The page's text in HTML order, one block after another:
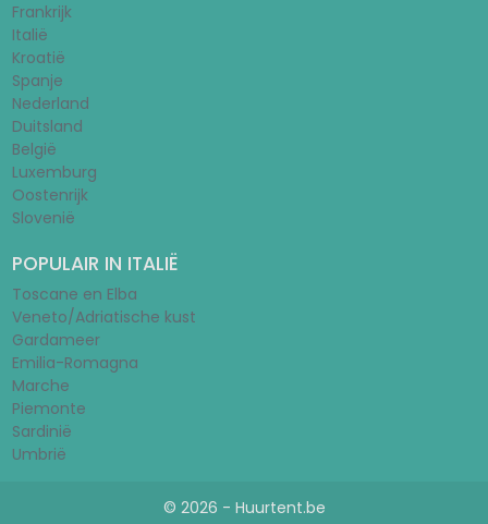
Frankrijk
Italië
Kroatië
Spanje
Nederland
Duitsland
België
Luxemburg
Oostenrijk
Slovenië
POPULAIR IN ITALIË
Toscane en Elba
Veneto/Adriatische kust
Gardameer
Emilia-Romagna
Marche
Piemonte
Sardinië
Umbrië
© 2026 - Huurtent.be